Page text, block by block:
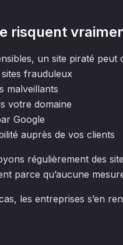
risquent
un site piraté peut
frauduleux
malveillants
votre domaine
Google
auprès de vos clients
régulièrement des
parce qu’aucune
les entreprises s’en